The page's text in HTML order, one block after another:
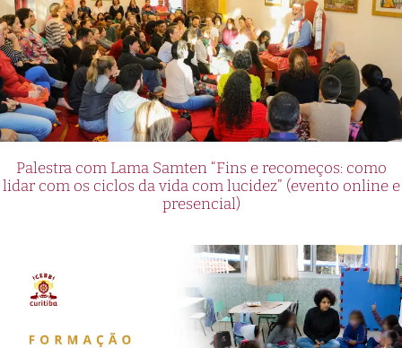
Palestra com Lama Samten “Fins e recomeços: como
lidar com os ciclos da vida com lucidez” (evento online e
presencial)